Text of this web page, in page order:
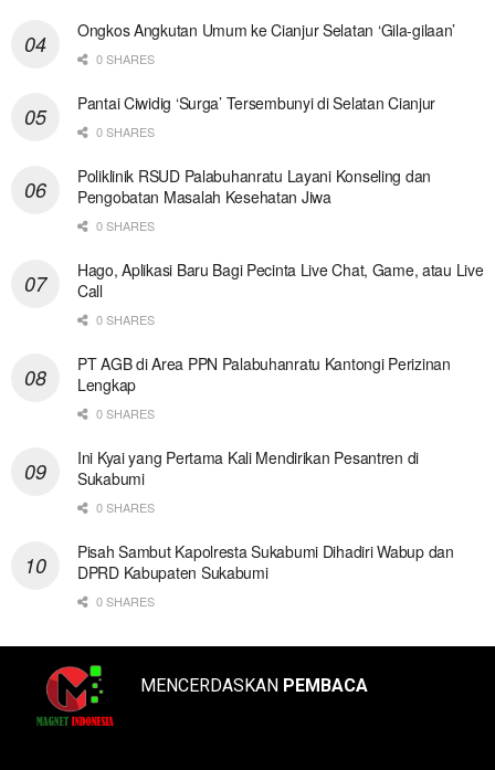
Ongkos Angkutan Umum ke Cianjur Selatan ‘Gila-gilaan’
0 SHARES
Pantai Ciwidig ‘Surga’ Tersembunyi di Selatan Cianjur
0 SHARES
Poliklinik RSUD Palabuhanratu Layani Konseling dan
Pengobatan Masalah Kesehatan Jiwa
0 SHARES
Hago, Aplikasi Baru Bagi Pecinta Live Chat, Game, atau Live
Call
0 SHARES
PT AGB di Area PPN Palabuhanratu Kantongi Perizinan
Lengkap
0 SHARES
Ini Kyai yang Pertama Kali Mendirikan Pesantren di
Sukabumi
0 SHARES
Pisah Sambut Kapolresta Sukabumi Dihadiri Wabup dan
DPRD Kabupaten Sukabumi
0 SHARES
MENCERDASKAN PEMBACA